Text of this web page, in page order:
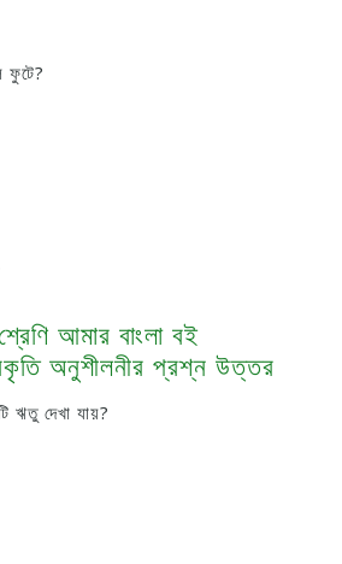
আমার বাংলা বই
অনুশীলনীর প্রশ্ন উত্তর
ঋতু দেখা যায়?